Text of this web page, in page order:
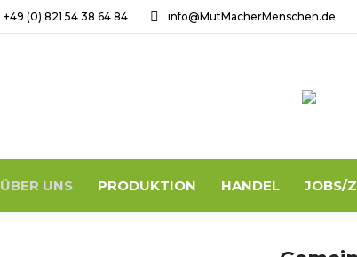
+49 (0) 821 54 38 64 84 info@MutMacherMenschen.de
ÜBER UNS PRODUKTION HANDEL JOBS/